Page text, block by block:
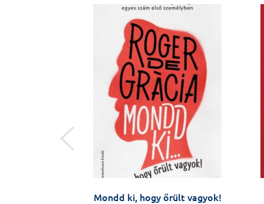
Mondd ki, hogy őrült vagyok!